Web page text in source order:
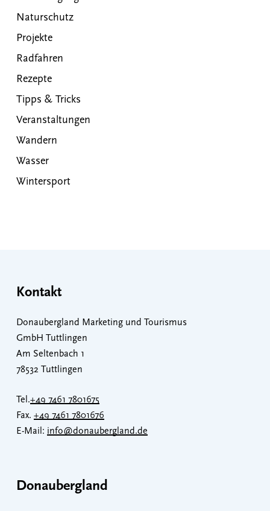
Naturschutz
Projekte
Radfahren
Rezepte
Tipps & Tricks
Veranstaltungen
Wandern
Wasser
Wintersport
Kontakt
Donaubergland Marketing und Tourismus
GmbH Tuttlingen
Am Seltenbach 1
78532 Tuttlingen
Tel.+49 7461 7801675
Fax. +49 7461 7801676
E-Mail: info@donaubergland.de
Donaubergland